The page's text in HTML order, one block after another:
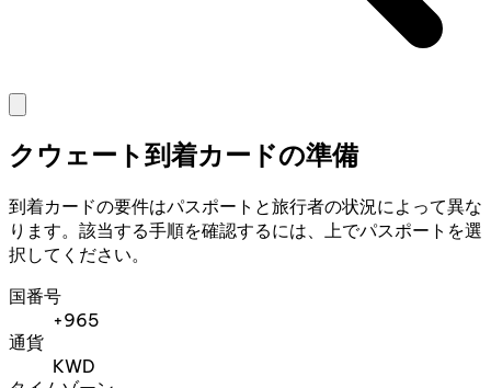
クウェート到着カードの準備
到着カードの要件はパスポートと旅行者の状況によって異な
ります。該当する手順を確認するには、上でパスポートを選
択してください。
国番号
+965
通貨
KWD